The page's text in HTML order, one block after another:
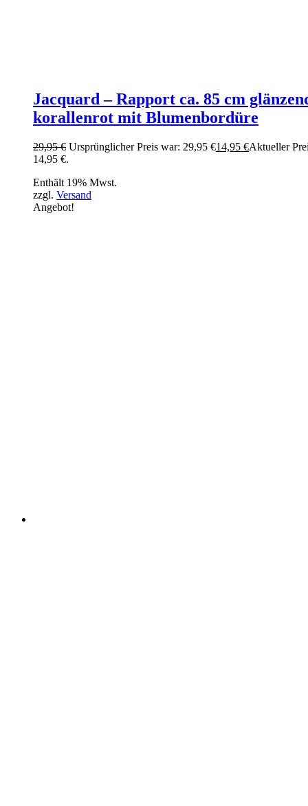
Jacquard – Rapport ca. 85 cm
korallenrot mit Blumenbordüre
29,95€ Ursprünglicher Preis war: 29,95 €14,95 €Aktueller
14,95 €.
Enthält 19% Mwst.
zzgl. Versand
Angebot!